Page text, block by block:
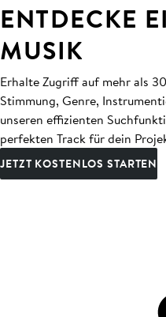
ENTDECKE
MUSIK
Erhalte Zugriff auf mehr als
Stimmung, Genre,
unseren effizienten
perfekten Track für dein
JETZT KOSTENLOS STARTEN